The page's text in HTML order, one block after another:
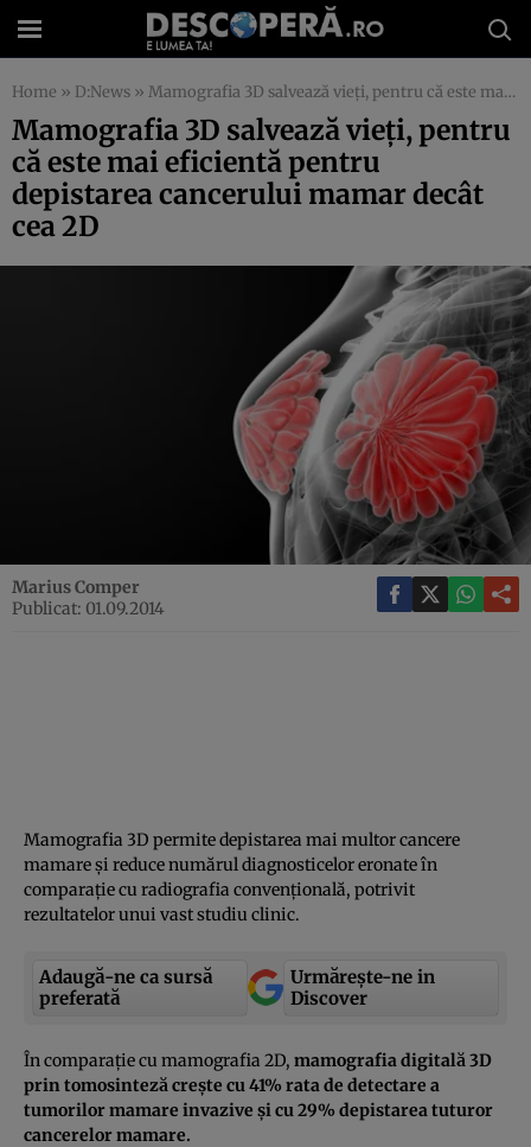
Home » D:News » Mamografia 3D salvează vieţi, pentru că este mai eficientă pentru depistarea cancerului mamar decât cea 2D
Mamografia 3D salvează vieţi, pentru
că este mai eficientă pentru
depistarea cancerului mamar decât
cea 2D
Marius Comper
Publicat: 01.09.2014
Mamografia 3D permite depistarea mai multor cancere
mamare şi reduce numărul diagnosticelor eronate în
comparaţie cu radiografia convenţională, potrivit
rezultatelor unui vast studiu clinic.
Adaugă-ne ca sursă
preferată
Urmărește-ne in
Discover
În comparaţie cu mamografia 2D, mamografia digitală 3D
prin tomosinteză creşte cu 41% rata de detectare a
tumorilor mamare invazive şi cu 29% depistarea tuturor
cancerelor mamare.